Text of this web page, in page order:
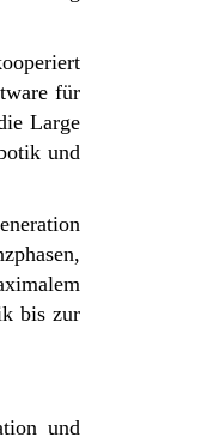
für
Large
und
bis zur
und